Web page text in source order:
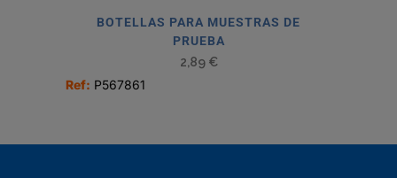
BOTELLAS PARA MUESTRAS DE
PRUEBA
2,89 €
Ref: P567861